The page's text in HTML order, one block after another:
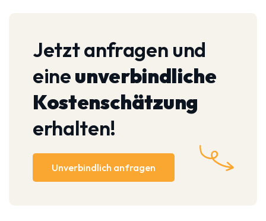
Jetzt anfragen und
eineunverbindliche
Kostenschätzung
erhalten!
Unverbindlich anfragen